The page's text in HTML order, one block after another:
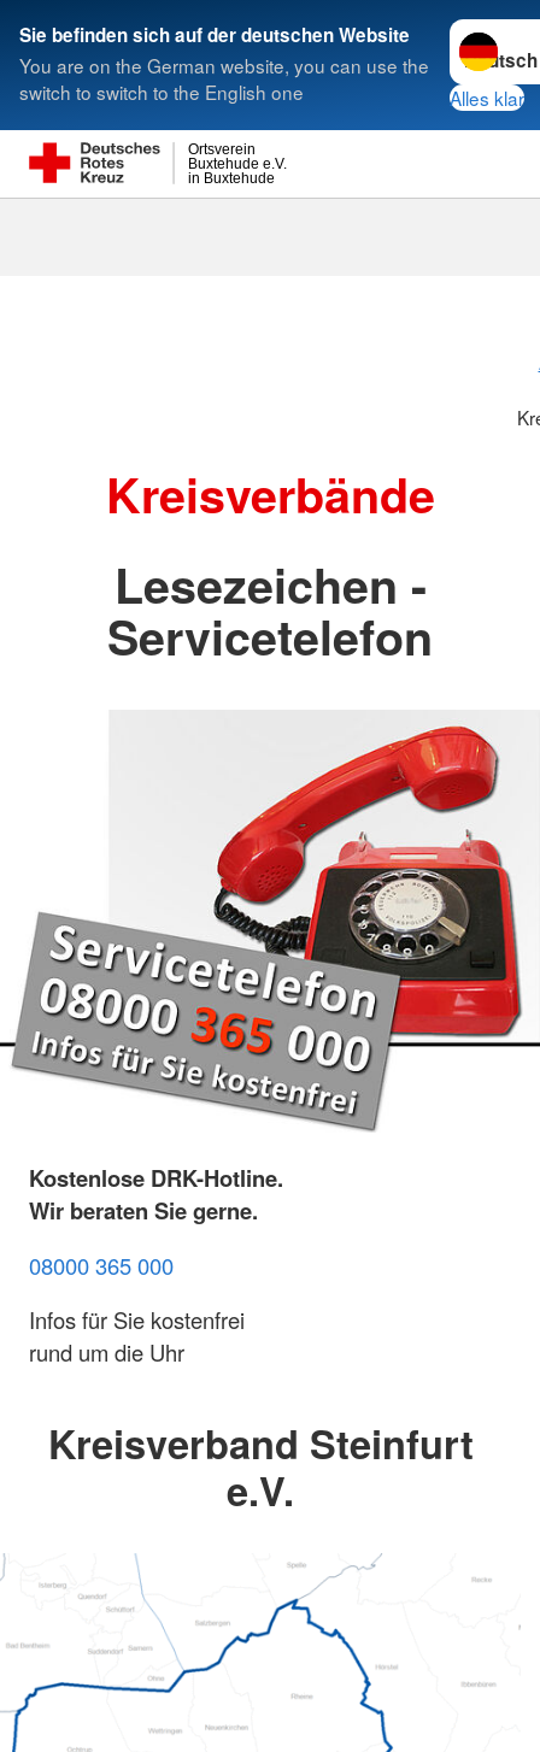
Sie befinden sich auf der deutschen Website
You are on the German website, you can use the
switch to switch to the English one
Sprache
Alles klar
in Buxtehude
Buxtehude e.V.
Ortsverein
Suche
Kreisverbände
Lesezeichen -
Servicetelefon
Kostenlose DRK-Hotline.
Wir beraten Sie gerne.
08000 365 000
Infos für Sie kostenfrei
rund um die Uhr
Kreisverband Steinfurt
e.V.